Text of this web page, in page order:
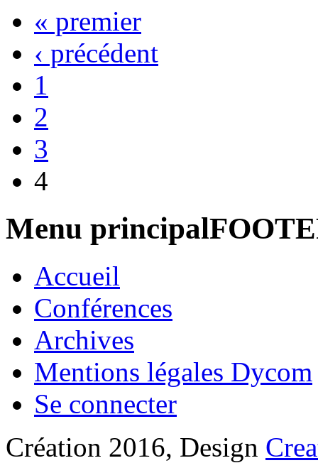
« premier
‹ précédent
1
2
3
4
Menu
Accueil
Conférences
Archives
Mentions légales Dycom
Se connecter
Création 2016, Design